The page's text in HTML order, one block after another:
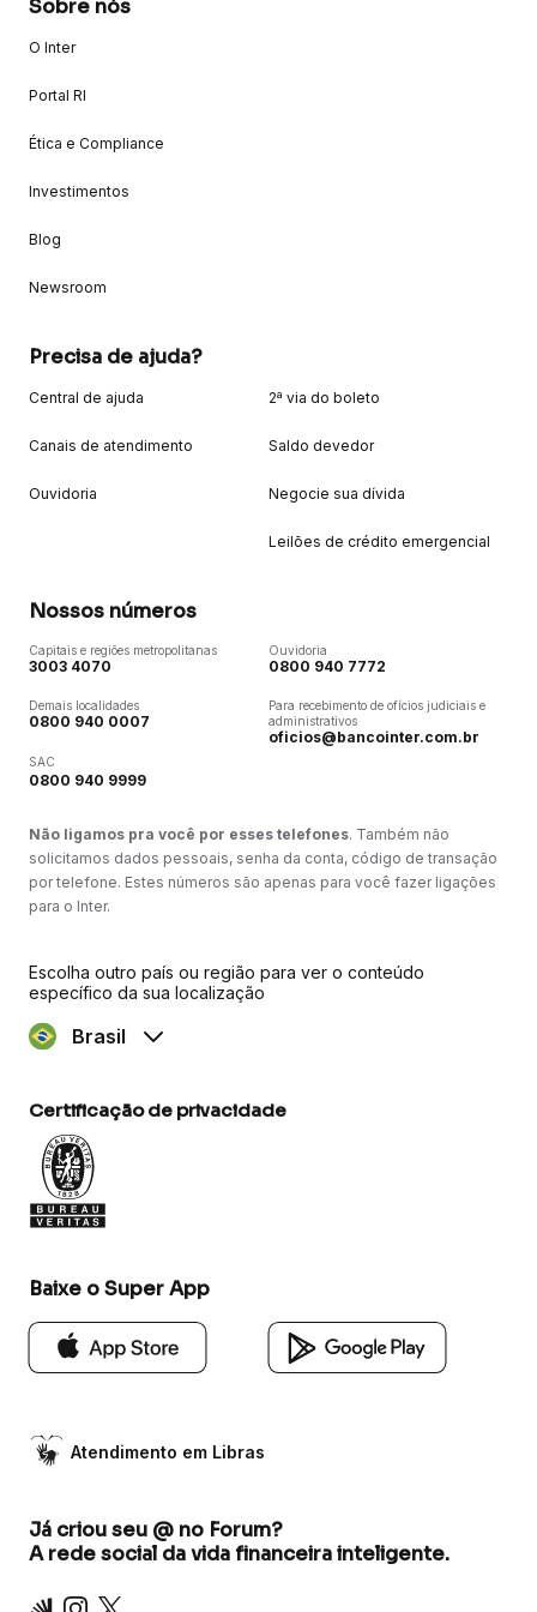
Sobre nós
O Inter
Portal RI
Ética e Compliance
Investimentos
Blog
Newsroom
Precisa de ajuda?
Central de ajuda
Canais de atendimento
Ouvidoria
2ª via do boleto
Saldo devedor
Negocie sua dívida
Leilões de crédito emergencial
Nossos números
Capitais e regiões metropolitanas
3003 4070
Demais localidades
0800 940 0007
SAC
0800 940 9999
Ouvidoria
0800 940 7772
Para recebimento de ofícios judiciais e
administrativos
oficios@bancointer.com.br
Não ligamos pra você por esses telefones. Também não
solicitamos dados pessoais, senha da conta, código de transação
por telefone. Estes números são apenas para você fazer ligações
para o Inter.
Escolha outro país ou região para ver o conteúdo
específico da sua localização
Brasil
Certificação de privacidade
Baixe o Super App
Atendimento em Libras
Já criou seu @ no Forum?
A rede social da vida financeira inteligente.
Inter Instagram
X